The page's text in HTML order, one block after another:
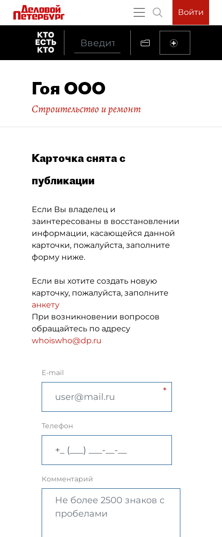
Войти
Гоя ООО
Строительство и ремонт
Карточка снята с
публикации
Если Вы владелец и
заинтересованы в восстановлении
информации, касающейся данной
карточки, пожалуйста, заполните
форму ниже.
Если вы хотите создать новую
карточку, пожалуйста, заполните
анкету
При возникновении вопросов
обращайтесь по адресу
whoiswho@dp.ru
E-mail
Телефон
Комментарий